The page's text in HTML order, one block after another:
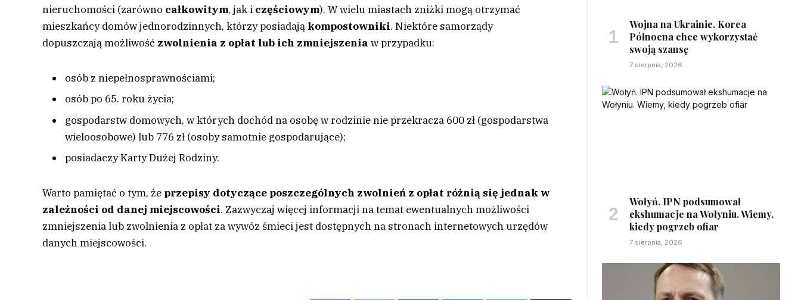
nieruchomości (zarówno całkowitym, jak i częściowym). W wielu miastach zniżki mogą otrzymać
mieszkańcy domów jednorodzinnych, którzy posiadają kompostowniki. Niektóre samorządy
dopuszczają możliwość zwolnienia z opłat lub ich zmniejszenia w przypadku:
osób z niepełnosprawnościami;
osób po 65. roku życia;
gospodarstw domowych, w których dochód na osobę w rodzinie nie przekracza 600 zł (gospodarstwa
wieloosobowe) lub 776 zł (osoby samotnie gospodarujące);
posiadaczy Karty Dużej Rodziny.
Warto pamiętać o tym, że przepisy dotyczące poszczególnych zwolnień z opłat różnią się jednak w
zależności od danej miejscowości. Zazwyczaj więcej informacji na temat ewentualnych możliwości
zmniejszenia lub zwolnienia z opłat za wywóz śmieci jest dostępnych na stronach internetowych urzędów
danych miejscowości.
Wojna na Ukrainie. Korea
Północna chce wykorzystać
swoją szansę
7 sierpnia, 2026
Wołyń. IPN podsumował
ekshumacje na Wołyniu. Wiemy,
kiedy pogrzeb ofiar
7 sierpnia, 2026